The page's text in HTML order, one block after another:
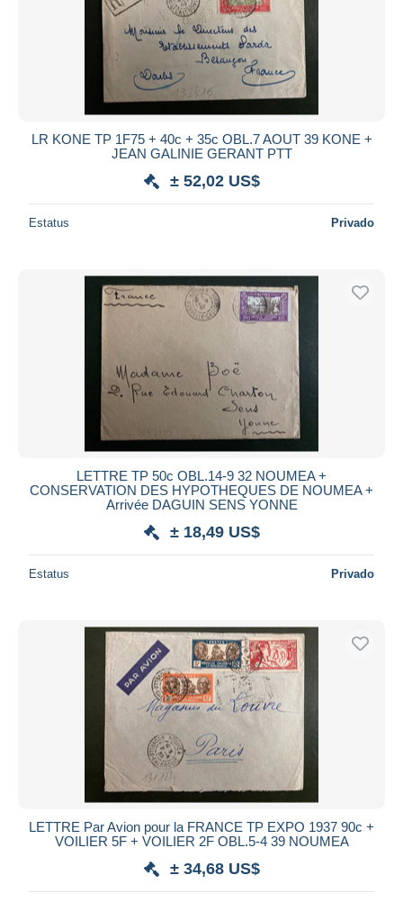
LR KONE TP 1F75 + 40c + 35c OBL.7 AOUT 39 KONE +
JEAN GALINIE GERANT PTT
± 52,02 US$
Estatus Privado
LETTRE TP 50c OBL.14-9 32 NOUMEA +
CONSERVATION DES HYPOTHEQUES DE NOUMEA +
Arrivée DAGUIN SENS YONNE
± 18,49 US$
Estatus Privado
LETTRE Par Avion pour la FRANCE TP EXPO 1937 90c +
VOILIER 5F + VOILIER 2F OBL.5-4 39 NOUMEA
± 34,68 US$